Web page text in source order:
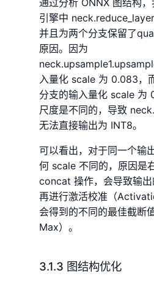
引擎中
并且为两个分支保留了
原因。因为
入量化 scale 为 0.083，
分支的输入量化 scale 为
尺度是不同的，导致
无法直接输出为 INT8。
可以看出，对于同一个输
何 scale 不同的，原因是
concat 操作，会导致输出
再进行激活校准（
会得到的不同的最佳截断
Max）。
3.1.3 图结构优化